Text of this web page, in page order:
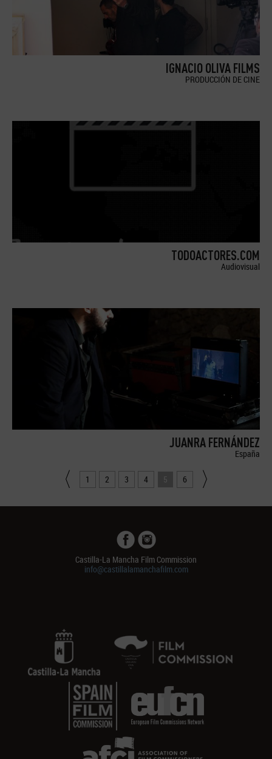
IGNACIO OLIVA FILMS
PRODUCCIÓN DE CINE
TODOACTORES.COM
Audiovisual
JUANRA FERNÁNDEZ
España
1 2 3 4 5 6
Castilla-La Mancha Film Commission
info@castillalamanchafilm.com